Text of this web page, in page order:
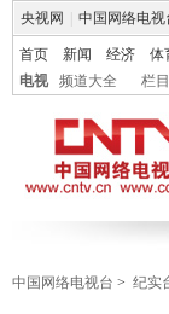
央视网 中国网络电视
首页 新闻 经济 体
电视
频道大全 栏
中国网络电视台 > 纪实